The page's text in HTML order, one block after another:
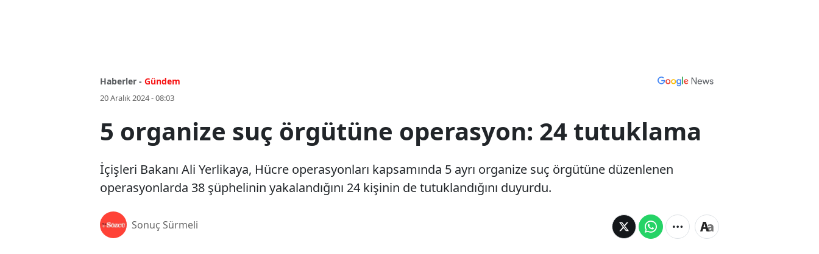
Haberler - Gündem
20 Aralık 2024 - 08:03
5 organize suç örgütüne operasyon: 24 tutuklama
İçişleri Bakanı Ali Yerlikaya, Hücre operasyonları kapsamında 5 ayrı organize suç örgütüne düzenlenen
operasyonlarda 38 şüphelinin yakalandığını 24 kişinin de tutuklandığını duyurdu.
Sonuç Sürmeli